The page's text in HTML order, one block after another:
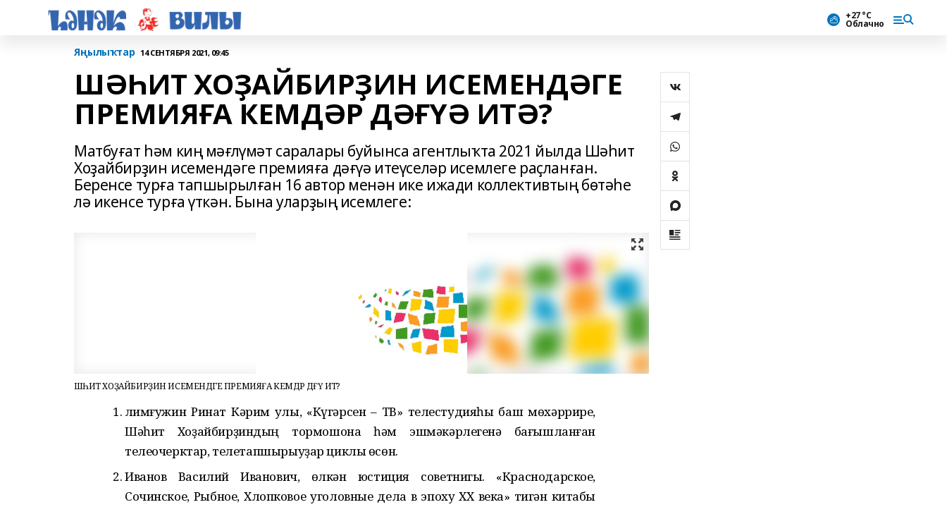
+27 °С
Облачно
Яңылыҡтар 14 СЕНТЯБРЯ 2021, 09:45
ШӘҺИТ ХОҘАЙБИРҘИН ИСЕМЕНДӘГЕ
ПРЕМИЯҒА КЕМДӘР ДӘҒҮӘ ИТӘ?
Матбуғат һәм киң мәғлүмәт саралары буйынса агентлыҡта 2021 йылда Шәһит
Хоҙайбирҙин исемендәге премияға дәғүә итеүселәр исемлеге раҫланған.
Беренсе турға тапшырылған 16 автор менән ике ижади коллективтың бөтәһе
лә икенсе турға үткән. Бына уларҙың исемлеге:
ШӘҺИТ ХОҘАЙБИРҘИН ИСЕМЕНДӘГЕ ПРЕМИЯҒА КЕМДӘР ДӘҒҮӘ ИТӘ?
Әлимғужин Ринат Кәрим улы, «Күгәрсен – ТВ» телестудияһы баш мөхәррире,
Шәһит Хоҙайбирҙиндың тормошона һәм эшмәкәрлегенә бағышланған
телеочерктар, телетапшырыуҙар циклы өсөн.
Иванов Василий Иванович, өлкән юстиция советнигы. «Краснодарское,
Сочинское, Рыбное, Хлопковое уголовные дела в эпоху ХХ века» тигән китабы